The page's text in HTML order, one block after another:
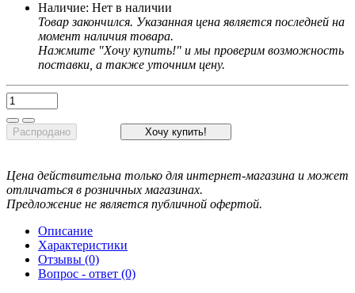
Наличие: Нет в наличии
Товар закончился. Указанная цена является последней на
момент наличия товара.
Нажмите "Хочу купить!" и мы проверим возможность
поставки, а также уточним цену.
Распродано Хочу купить!
Цена действительна только для интернет-магазина и может
отличаться в розничных магазинах.
Предложение не является публичной офертой.
Описание
Характеристики
Отзывы (0)
Вопрос - ответ (0)